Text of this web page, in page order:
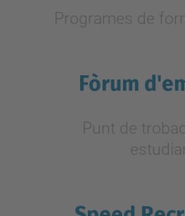
Programes de
Fòrum
Punt de